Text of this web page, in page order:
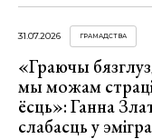
31.07.2026 ГРАМАДСТВА
«Граючы
мы можам
ёсць»: Ганна
слабасць у